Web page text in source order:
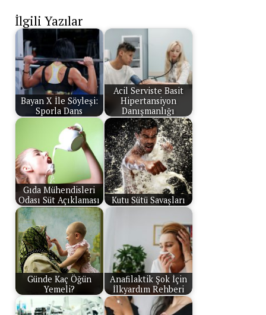
İlgili Yazılar
Bayan X İle Söyleşi:
Sporla Dans
Acil Serviste Basit
Hipertansiyon
Danışmanlığı
Gıda Mühendisleri
Odası Süt Açıklaması
Kutu Sütü Savaşları
Günde Kaç Öğün
Yemeli?
Anafilaktik Şok İçin
İlkyardım Rehberi